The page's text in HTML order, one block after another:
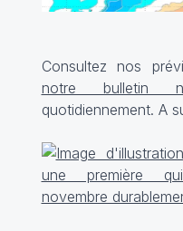
Consultez nos
notre bulletin
quotidiennement. A